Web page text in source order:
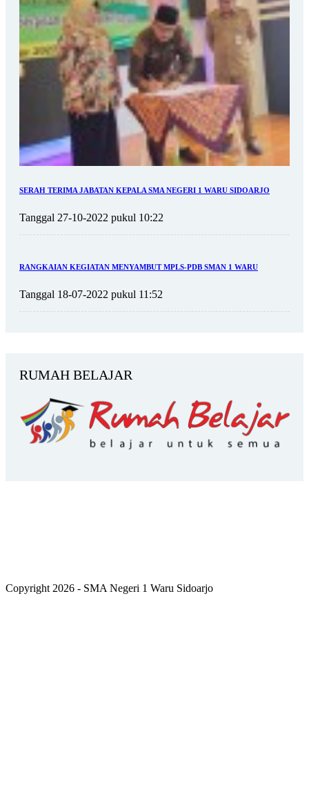
SERAH TERIMA JABATAN KEPALA SMA NEGERI 1 WARU SIDOARJO
Tanggal 27-10-2022 pukul 10:22
RANGKAIAN KEGIATAN MENYAMBUT MPLS-PDB SMAN 1 WARU
Tanggal 18-07-2022 pukul 11:52
RUMAH BELAJAR
Copyright 2026 - SMA Negeri 1 Waru Sidoarjo